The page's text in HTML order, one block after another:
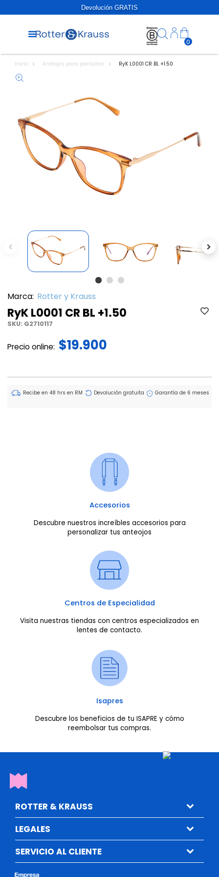
Devolución GRATIS
0
Inicio Anteojos para pantallas RyK L0001 CR BL +1.50
Previous
Marca: Rotter y Krauss
RyK L0001 CR BL +1.50
SKU: G2710117
Precio online: $19.900
Recibe en 48 hrs en RM Devolución gratuita Garantía de 6 meses
Accesorios
Descubre nuestros increíbles accesorios para
personalizar tus anteojos
Centros de Especialidad
Visita nuestras tiendas con centros especializados en
lentes de contacto.
Isapres
Descubre los beneficios de tu ISAPRE y cómo
reembolsar tus compras.
ROTTER & KRAUSS
LEGALES
SERVICIO AL CLIENTE